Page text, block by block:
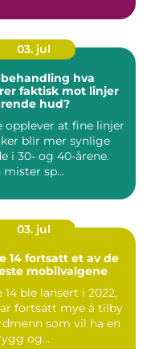
03. jul
hva
faktisk mot linjer
hud?
opplever at fine linjer
blir mer synlige
i 30- og 40-årene.
mister sp...
03. jul
et av de
mobilvalgene
14 ble lansert i 2022,
fortsatt mye å tilby
som vil ha en
og...